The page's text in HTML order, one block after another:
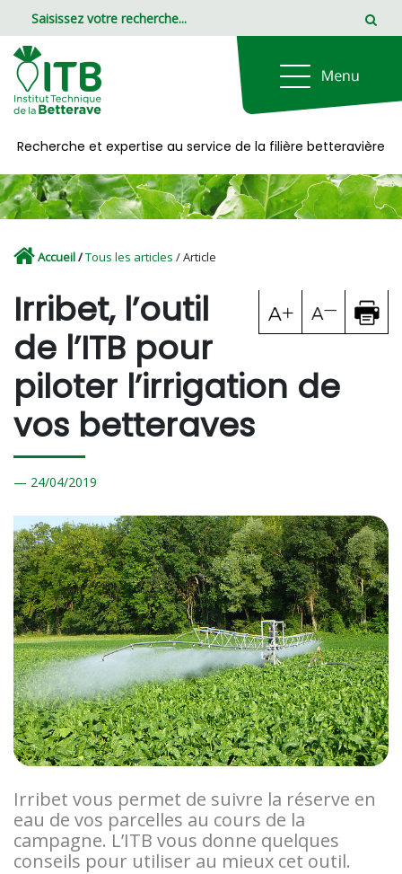
Recherche et expertise au service de la filière betteravière
Accueil/Tous les articles / Article
Irribet, l’outil
de l’ITB pour
piloter l’irrigation de
vos betteraves
24/04/2019
Irribet vous permet de suivre la réserve en
eau de vos parcelles au cours de la
campagne. L’ITB vous donne quelques
conseils pour utiliser au mieux cet outil.
Panneau de gestion des cookies